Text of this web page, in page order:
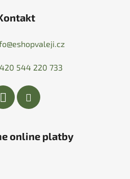
@eshopvaleji.cz
544 220 733
online platby